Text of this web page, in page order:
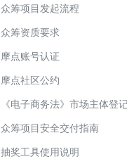
众筹项目发起流程
众筹资质要求
摩点账号认证
摩点社区公约
《电子商务法》市场主体登
众筹项目安全交付指南
抽奖工具使用说明